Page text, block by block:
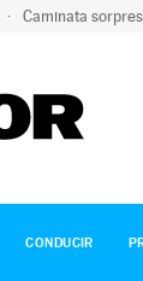
Caminata
CONDUCIR